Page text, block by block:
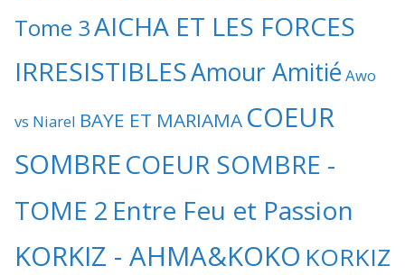
Tome 3AICHA ET LES FORCES
IRRESISTIBLESAmour Amitié Awo
vs Niarel BAYE ET MARIAMA COEUR
SOMBRECOEUR SOMBRE -
TOME 2 Entre Feu et Passion
KORKIZ - AHMA&KOKO KORKIZ